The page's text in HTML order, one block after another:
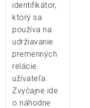
identifikátor,
ktorý sa
používa na
udržiavanie
premenných
relácie
užívateľa.
Zvyčajne ide
o náhodne